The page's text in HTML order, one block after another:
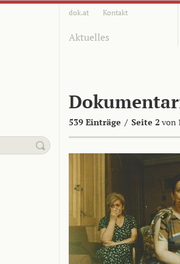
dok.at Kontakt
Aktuelles
539 Einträge / Seite 2 von